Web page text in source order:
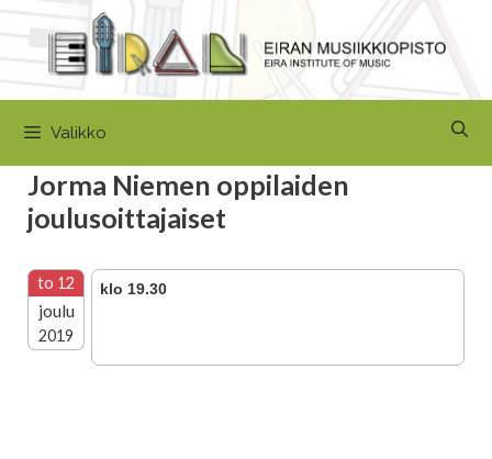
sisältöön
Valikko
Jorma Niemen oppilaiden
joulusoittajaiset
to 12
joulu
2019
klo 19.30